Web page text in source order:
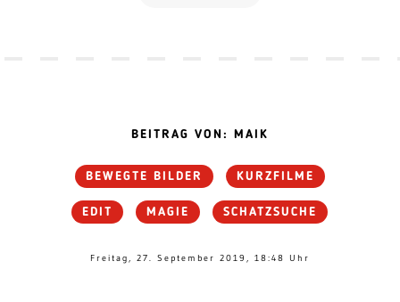
BEITRAG VON: MAIK
BEWEGTE BILDER KURZFILME
EDIT MAGIE SCHATZSUCHE
Freitag, 27. September 2019, 18:48 Uhr